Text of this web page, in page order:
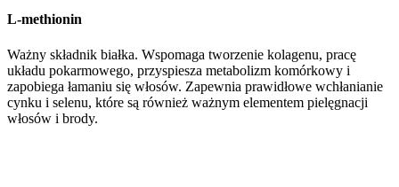
L-methionin
Ważny składnik białka. Wspomaga tworzenie kolagenu, pracę
układu pokarmowego, przyspiesza metabolizm komórkowy i
zapobiega łamaniu się włosów. Zapewnia prawidłowe wchłanianie
cynku i selenu, które są również ważnym elementem pielęgnacji
włosów i brody.